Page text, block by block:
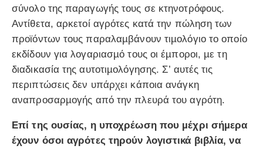
σύνολο της παραγωγής τους σε κτηνοτρόφους.
Αντίθετα, αρκετοί αγρότες κατά την πώληση των
προϊόντων τους παραλαµβάνουν τιµολόγιο το οποίο
εκδίδουν για λογαριασµό τους οι έµποροι, µε τη
διαδικασία της αυτοτιµολόγησης. Σ’ αυτές τις
περιπτώσεις δεν υπάρχει κάποια ανάγκη
αναπροσαρµογής από την πλευρά του αγρότη.
Επί της ουσίας, η υποχρέωση που µέχρι σήµερα
έχουν όσοι αγρότες τηρούν λογιστικά βιβλία, να